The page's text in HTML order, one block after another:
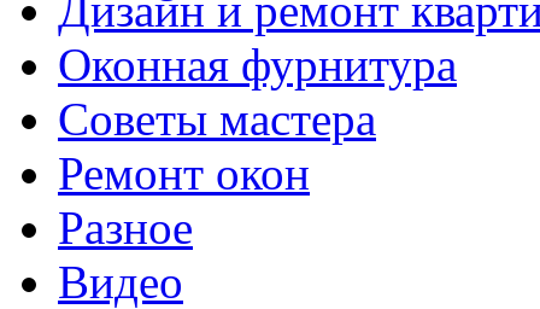
Оконная фурнитура
Советы мастера
Ремонт окон
Разное
Видео